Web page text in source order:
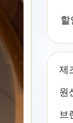
할
제
원
브